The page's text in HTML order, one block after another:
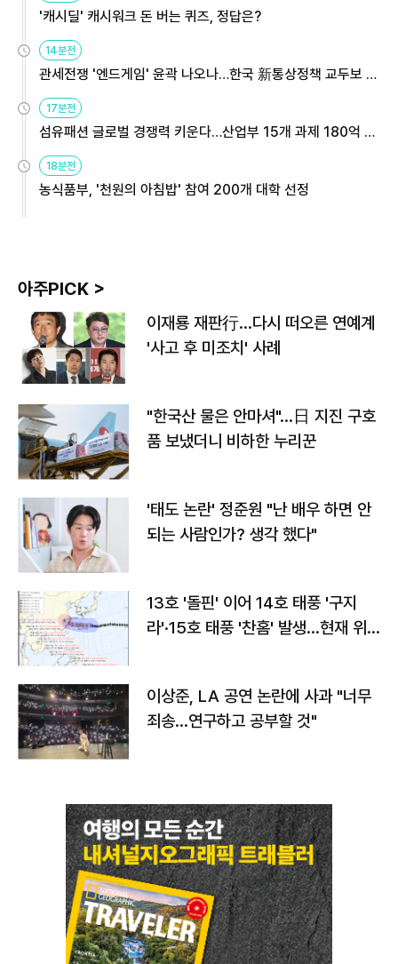
'캐시딜' 캐시워크 돈 버는 퀴즈, 정답은?
14분전
관세전쟁 '엔드게임' 윤곽 나오나…한국 新통상정책 교두보 활
용해야
17분전
섬유패션 글로벌 경쟁력 키운다…산업부 15개 과제 180억 지
원
18분전
농식품부, '천원의 아침밥' 참여 200개 대학 선정
아주PICK >
이재룡 재판行…다시 떠오른 연예계
'사고 후 미조치' 사례
"한국산 물은 안마셔"…日 지진 구호
품 보냈더니 비하한 누리꾼
'태도 논란' 정준원 "난 배우 하면 안
되는 사람인가? 생각 했다"
13호 '돌핀' 이어 14호 태풍 '구지
라'·15호 태풍 '찬홈' 발생…현재 위
이상준, LA 공연 논란에 사과 "너무
죄송…연구하고 공부할 것"